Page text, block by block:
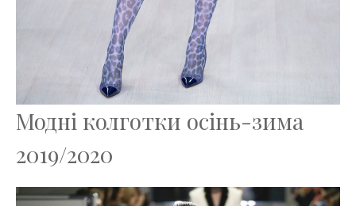
Модні колготки осінь-зима
2019/2020